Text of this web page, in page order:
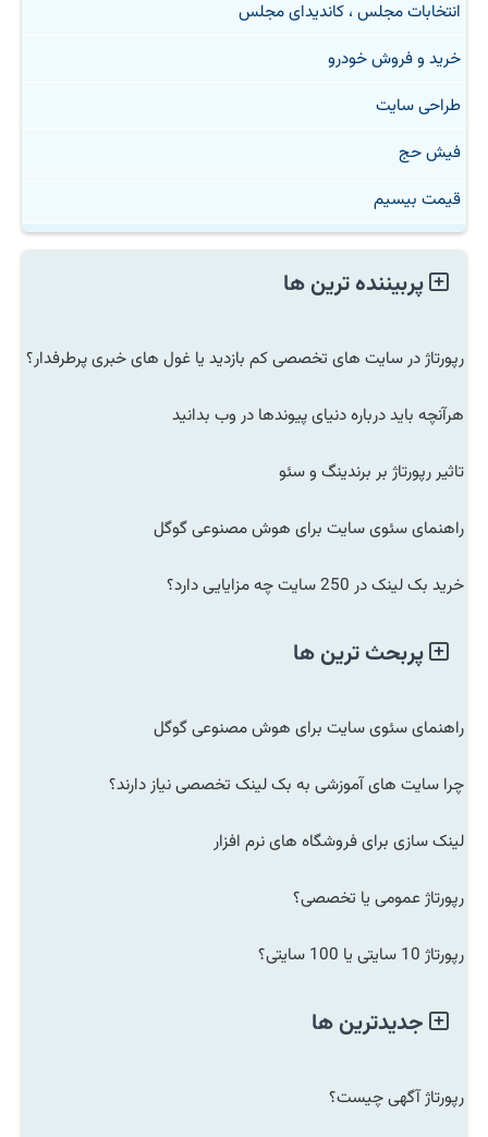
انتخابات مجلس ، کاندیدای مجلس
خرید و فروش خودرو
طراحی سایت
فیش حج
قیمت بیسیم
پربیننده ترین ها
رپورتاژ در سایت های تخصصی کم بازدید یا غول های خبری پرطرفدار؟
هرآنچه باید درباره دنیای پیوندها در وب بدانید
تاثیر رپورتاژ بر برندینگ و سئو
راهنمای سئوی سایت برای هوش مصنوعی گوگل
خرید بک لینک در 250 سایت چه مزایایی دارد؟
پربحث ترین ها
راهنمای سئوی سایت برای هوش مصنوعی گوگل
چرا سایت های آموزشی به بک لینک تخصصی نیاز دارند؟
لینک سازی برای فروشگاه های نرم افزار
رپورتاژ عمومی یا تخصصی؟
رپورتاژ 10 سایتی یا 100 سایتی؟
جدیدترین ها
رپورتاژ آگهی چیست؟